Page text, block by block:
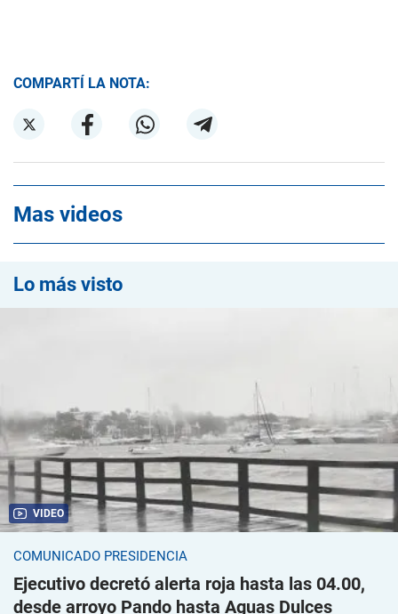
COMPARTÍ LA NOTA:
Mas videos
Lo más visto
VIDEO
COMUNICADO PRESIDENCIA
Ejecutivo decretó alerta roja hasta las 04.00,
desde arroyo Pando hasta Aguas Dulces